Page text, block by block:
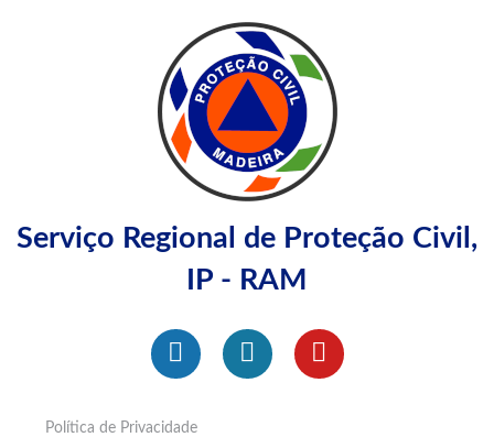
Serviço Regional de Proteção Civil,
IP - RAM
Política de Privacidade